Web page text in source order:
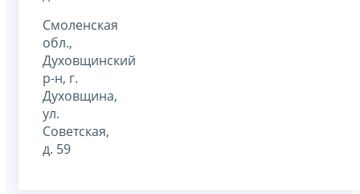
Смоленская
обл.,
Духовщинский
р-н, г.
Духовщина,
ул.
Советская,
д. 59